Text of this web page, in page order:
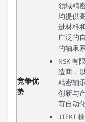
竞争优
势
领域精
均提供
进材料
广泛的
的轴承
NSK 有
造商，
精密轴
创新与
苛自动
JTEKT